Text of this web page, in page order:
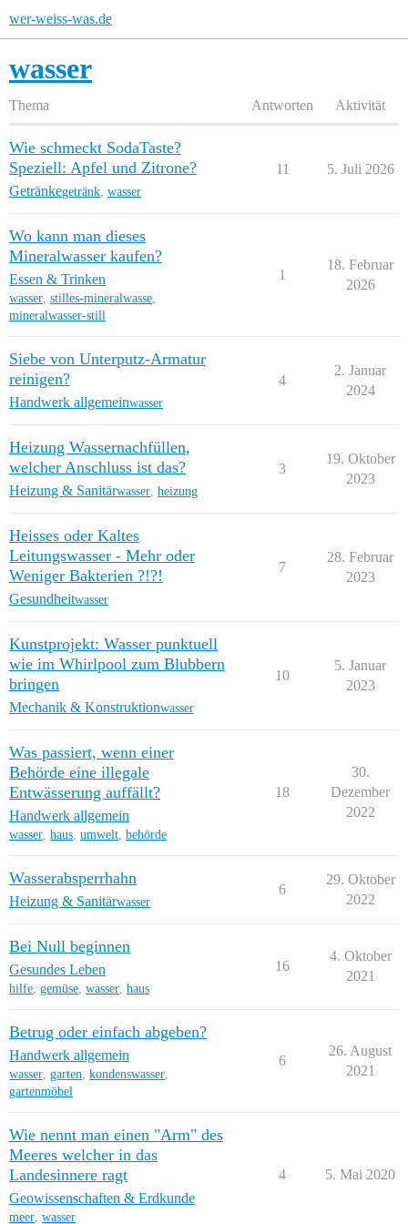
wer-weiss-was.de
wasser
Thema Antworten Aktivität
Wie schmeckt SodaTaste?
Speziell: Apfel und Zitrone?
Getränkegetränk wasser
11 5. Juli 2026
Wo kann man dieses
Mineralwasser kaufen?
Essen & Trinken
wasser, stilles-mineralwasse,
mineralwasser-still
1
18. Februar
2026
Siebe von Unterputz-Armatur
reinigen?
Handwerk allgemeinwasser
4
2. Januar
2024
Heizung Wassernachfüllen,
welcher Anschluss ist das?
Heizung & Sanitärwasser heizung
3
19. Oktober
2023
Heisses oder Kaltes
Leitungswasser - Mehr oder
Weniger Bakterien ?!?!
Gesundheitwasser
7
28. Februar
2023
Kunstprojekt: Wasser punktuell
wie im Whirlpool zum Blubbern
bringen
Mechanik & Konstruktionwasser
10
5. Januar
2023
Was passiert, wenn einer
Behörde eine illegale
Entwässerung auffällt?
Handwerk allgemein
wasser, haus, umwelt, behörde
18
30.
Dezember
2022
Wasserabsperrhahn
Heizung & Sanitärwasser
6
29. Oktober
2022
Bei Null beginnen
Gesundes Leben
hilfe, gemüse, wasser, haus
16
4. Oktober
2021
Betrug oder einfach abgeben?
Handwerk allgemein
wasser, garten, kondenswasser,
gartenmöbel
6
26. August
2021
Wie nennt man einen "Arm" des
Meeres welcher in das
Landesinnere ragt
Geowissenschaften & Erdkunde
meer, wasser
4 5. Mai 2020